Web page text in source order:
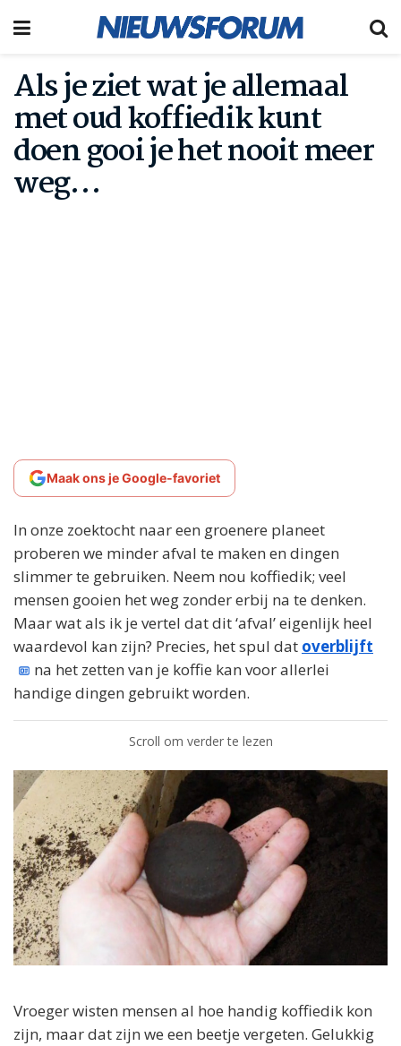
Als je ziet wat je allemaal
met oud koffiedik kunt
doen gooi je het nooit meer
weg…
Maak ons je Google-favoriet
In onze zoektocht naar een groenere planeet
proberen we minder afval te maken en dingen
slimmer te gebruiken. Neem nou koffiedik; veel
mensen gooien het weg zonder erbij na te denken.
Maar wat als ik je vertel dat dit ‘afval’ eigenlijk heel
waardevol kan zijn? Precies, het spul dat overblijft
na het zetten van je koffie kan voor allerlei
handige dingen gebruikt worden.
Scroll om verder te lezen
Vroeger wisten mensen al hoe handig koffiedik kon
zijn, maar dat zijn we een beetje vergeten. Gelukkig